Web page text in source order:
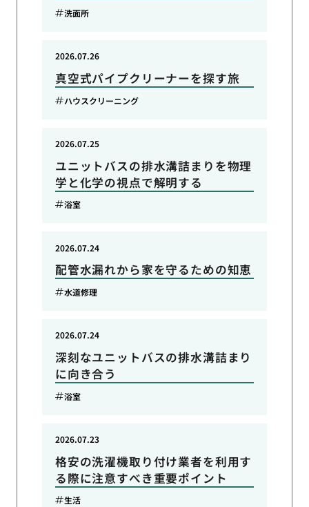
洗面所
真空式パイプクリーナーを探す旅
2026.07.26
ハウスクリーニング
ユニットバスの排水溝詰まりを物理
学と化学の視点で解明する
2026.07.25
浴室
配管水漏れから家を守るための知恵
2026.07.24
水道修理
深刻なユニットバスの排水溝詰まり
に向き合う
2026.07.24
浴室
格安の洗濯機取り付け業者を利用す
る際に注意すべき重要ポイント
2026.07.23
生活